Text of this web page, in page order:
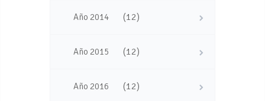
Año 2014 (12)
Año 2015 (12)
Año 2016 (12)